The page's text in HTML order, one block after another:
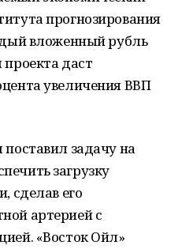
прогнозирования
вложенный рубль
даст
увеличения ВВП
задачу на
загрузку
сделав его
артерией с
«Восток Ойл»